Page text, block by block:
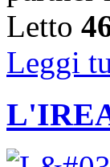
Letto
Leggi